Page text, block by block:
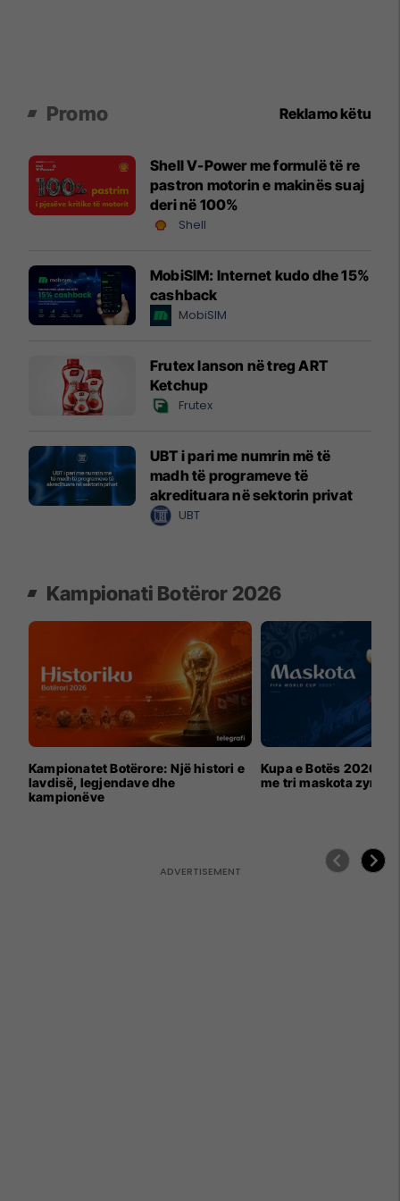
Promo Reklamo këtu
Shell V-Power me formulë të re
pastron motorin e makinës suaj
deri në 100%
Shell
MobiSIM: Internet kudo dhe 15%
cashback
MobiSIM
Frutex lanson në treg ART
Ketchup
Frutex
UBT i pari me numrin më të
madh të programeve të
akredituara në sektorin privat
UBT
Kampionati Botëror 2026
Kampionatet Botërore: Një histori e
lavdisë, legjendave dhe
kampionëve
Kupa e Botës 2026
me tri maskota zyrtare